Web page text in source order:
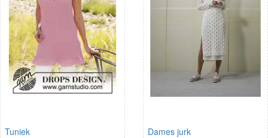
Tuniek Dames jurk